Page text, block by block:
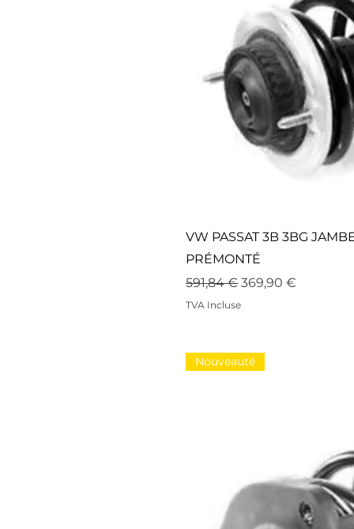
VW PASSAT 3B 3BG
PRÉMONTÉ
Prix original
591,84 € Prix
369,90 €
TVA Incluse
Nouveauté